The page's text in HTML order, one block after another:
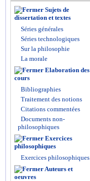
Sujets de
dissertation et textes
Séries générales
Séries technologiques
Sur la philosophie
La morale
Elaboration des
cours
Bibliographies
Traitement des notions
Citations commentées
Documents non-
philosophiques
Exercices
philosophiques
Exercices philosophiques
Auteurs et
oeuvres